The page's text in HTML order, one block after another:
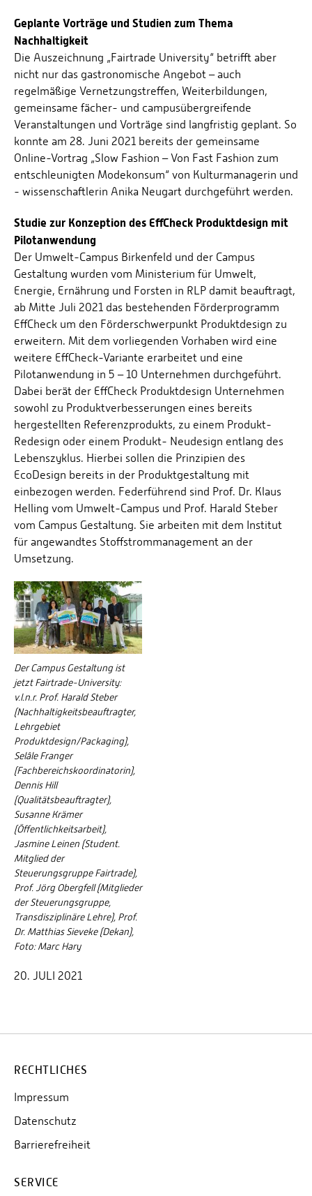
Geplante Vorträge und Studien zum Thema
Nachhaltigkeit
Die Auszeichnung „Fairtrade University“ betrifft aber
nicht nur das gastronomische Angebot – auch
regelmäßige Vernetzungstreffen, Weiterbildungen,
gemeinsame fächer- und campusübergreifende
Veranstaltungen und Vorträge sind langfristig geplant. So
konnte am 28. Juni 2021 bereits der gemeinsame
Online-Vortrag „Slow Fashion – Von Fast Fashion zum
entschleunigten Modekonsum“ von Kulturmanagerin und
- wissenschaftlerin Anika Neugart durchgeführt werden.
Studie zur Konzeption des EffCheck Produktdesign mit
Pilotanwendung
Der Umwelt-Campus Birkenfeld und der Campus
Gestaltung wurden vom Ministerium für Umwelt,
Energie, Ernährung und Forsten in RLP damit beauftragt,
ab Mitte Juli 2021 das bestehenden Förderprogramm
EffCheck um den Förderschwerpunkt Produktdesign zu
erweitern. Mit dem vorliegenden Vorhaben wird eine
weitere EffCheck-Variante erarbeitet und eine
Pilotanwendung in 5 – 10 Unternehmen durchgeführt.
Dabei berät der EffCheck Produktdesign Unternehmen
sowohl zu Produktverbesserungen eines bereits
hergestellten Referenzprodukts, zu einem Produkt-
Redesign oder einem Produkt- Neudesign entlang des
Lebenszyklus. Hierbei sollen die Prinzipien des
EcoDesign bereits in der Produktgestaltung mit
einbezogen werden. Federführend sind Prof. Dr. Klaus
Helling vom Umwelt-Campus und Prof. Harald Steber
vom Campus Gestaltung. Sie arbeiten mit dem Institut
für angewandtes Stoffstrommanagement an der
Umsetzung.
Der Campus Gestaltung ist
jetzt Fairtrade-University:
v.l.n.r. Prof. Harald Steber
(Nachhaltigkeitsbeauftragter,
Lehrgebiet
Produktdesign/Packaging),
Selâle Franger
(Fachbereichskoordinatorin),
Dennis Hill
(Qualitätsbeauftragter),
Susanne Krämer
(Öffentlichkeitsarbeit),
Jasmine Leinen (Student.
Mitglied der
Steuerungsgruppe Fairtrade),
Prof. Jörg Obergfell (Mitglieder
der Steuerungsgruppe,
Transdisziplinäre Lehre), Prof.
Dr. Matthias Sieveke (Dekan),
Foto: Marc Hary
20. JULI 2021
RECHTLICHES
Impressum
Datenschutz
Barrierefreiheit
SERVICE